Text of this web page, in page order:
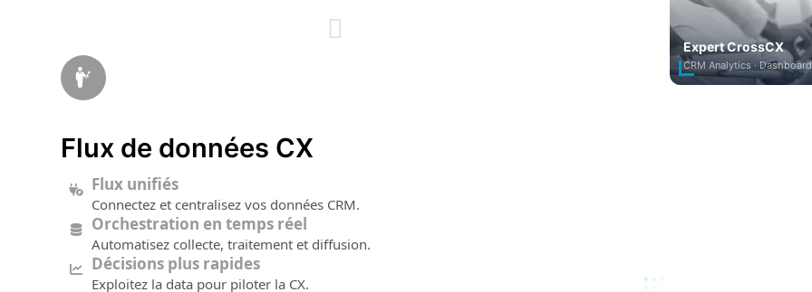
Flux de données CX
Flux unifiés
Connectez et centralisez vos données CRM.
Orchestration en temps réel
Automatisez collecte, traitement et diffusion.
Décisions plus rapides
Exploitez la data pour piloter la CX.
Expert CrossCX
CRM Analytics ·